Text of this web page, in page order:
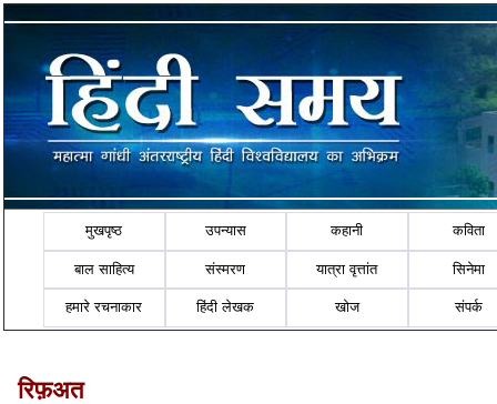
मुखपृष्ठ उपन्यास कहानी कविता
बाल साहित्य संस्मरण यात्रा वृत्तांत सिनेमा
हमारे रचनाकार हिंदी लेखक खोज संपर्क
रिफ़अत